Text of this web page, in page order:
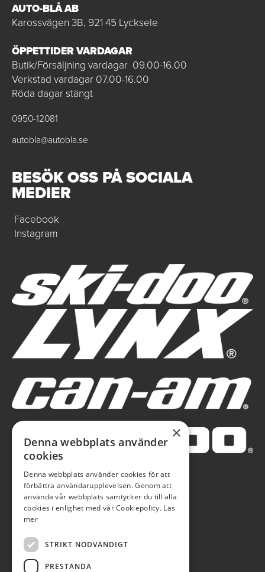
AUTO-BLÅ AB
Karossvägen 3B, 921 45 Lycksele
ÖPPETTIDER VARDAGAR
Butik/Försäljning vardagar 09.00-16.00
Verkstad vardagar 07.00-16.00
Röda dagar stängt
0950-12081
autobla@autobla.se
BESÖK OSS PÅ SOCIALA
MEDIER
Facebook
Instagram
×
Denna webbplats använder
cookies
Denna webbplats använder cookies för att
förbättra användarupplevelsen. Genom att
använda vår webbplats samtycker du till alla
cookies i enlighet med vår Cookiepolicy. Läs
mer
STRIKT NÖDVÄNDIGT
PRESTANDA